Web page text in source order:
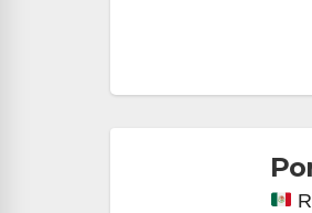
de
entradas